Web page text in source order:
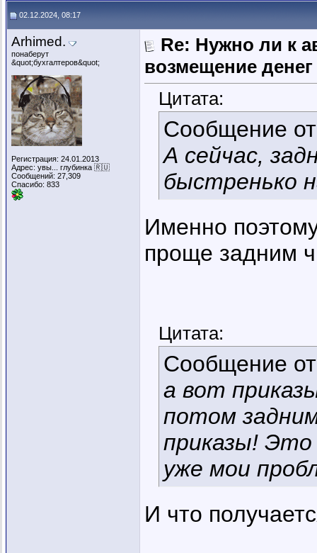
02.12.2024, 08:17
Arhimed.
понаберут
&quot;бухгалтеров&quot;
Регистрация: 24.01.2013
Адрес: увы... глубинка 🇷🇺
Сообщений: 27,309
Спасибо: 833
Re: Нужно ли к
возмещение денег
Цитата:
Сообщение
А сейчас,
быстренько
Именно
проще задним
Цитата:
Сообщение
а вот
потом
приказы! Это
уже мои
И что